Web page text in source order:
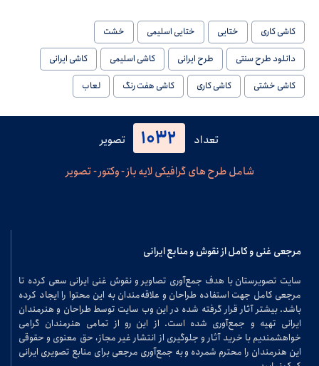
کاشی کاری ختایی ختایی اسلیمی
خشت
دانلود طرح سنتی
طرح ایرانی کاشی اسلیمی
کاشی ایرانی
کاشی خشتی
کاشی کاری کاشی هفت رنگ لعاب
تعداد 1032
تصویر
شامل طرح های گرافیکی لایه باز - وکتور - تصویر
مرجعی غنی و کامل از نقوش و منابع ایرانی
سایت تصویرستان با هدف جمع‌آوری تصاویر و نقوش غنی ایرانی سعی کرده تا
مرجعی کامل جهت استفاده طراحان و علاقه‌مندان به این محتوا را ایجاد کرده
باشد. بیشتر آثار قرار گرفته شده در این وب سایت توسط طراحان و هنرمندان
ایرانی تهیه و جمع‌آوری شده است. از این رو از تمامی هنرمندان گرامی
خواهشمندیم با خرید آثار و جلوگیری از انتشار غیر مجاز، حق معنوی و حقوقی
این هنرمندان را محترم شمرده و به جمع‌آوری مرجعی برای منابع تصویری ایرانی